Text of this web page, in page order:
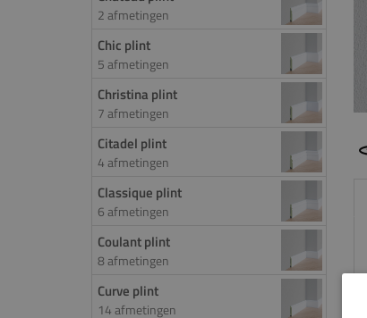
2 afmetingen
Chic plint
5 afmetingen
Christina plint
7 afmetingen
Citadel plint
4 afmetingen
Classique plint
6 afmetingen
Coulant plint
8 afmetingen
Curve plint
14 afmetingen